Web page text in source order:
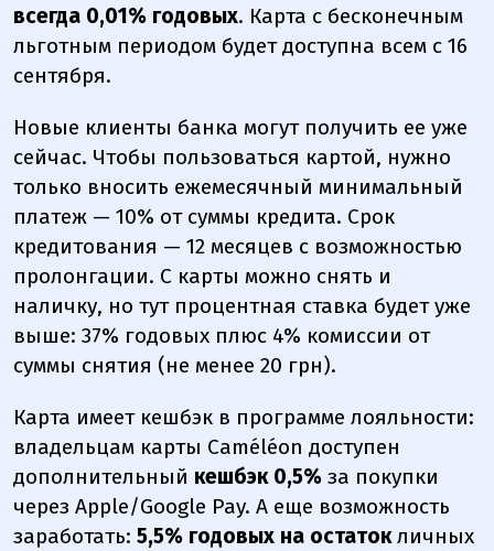
всегда 0,01% годовых. Карта с бесконечным
льготным периодом будет доступна всем с 16
сентября.
Новые клиенты банка могут получить ее уже
сейчас. Чтобы пользоваться картой, нужно
только вносить ежемесячный минимальный
платеж — 10% от суммы кредита. Срок
кредитования — 12 месяцев с возможностью
пролонгации. С карты можно снять и
наличку, но тут процентная ставка будет уже
выше: 37% годовых плюс 4% комиссии от
суммы снятия (не менее 20 грн).
Карта имеет кешбэк в программе лояльности:
владельцам карты Caméléon доступен
дополнительный кешбэк 0,5% за покупки
через Apple/Google Pay. А еще возможность
заработать: 5,5% годовых на остаток личных